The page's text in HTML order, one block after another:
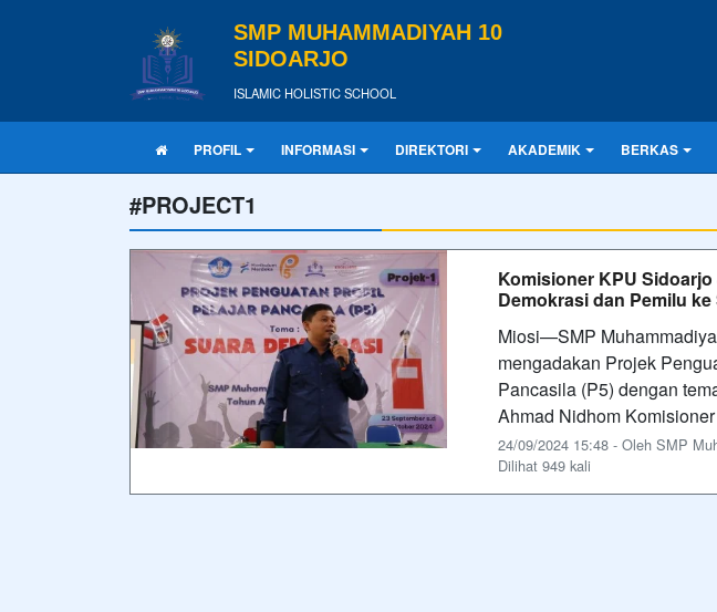
SMP MUHAMMADIYAH 10
SIDOARJO
ISLAMIC HOLISTIC SCHOOL
PROFIL INFORMASI DIREKTORI AKADEMIK BERKAS
#PROJECT1
Komisioner KPU
Demokrasi dan Pemilu
Miosi—SMP
mengadakan Projek
Pancasila (P5) dengan
Ahmad Nidhom
24/09/2024 15:48 - Oleh SMP
Dilihat 949 kali